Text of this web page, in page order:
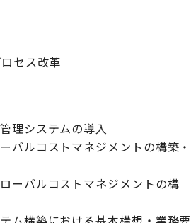
セス改革
理システムの導入
バルコストマネジメントの構築・
ーバルコストマネジメントの構